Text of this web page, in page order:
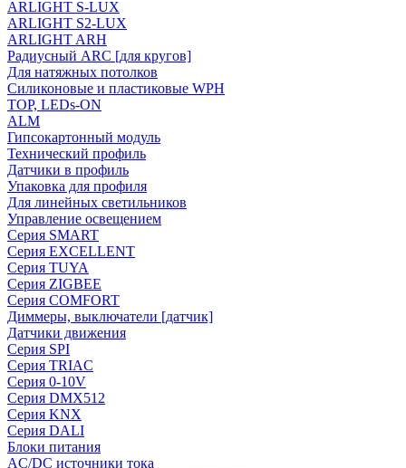
ARLIGHT S-LUX
ARLIGHT S2-LUX
ARLIGHT ARH
Радиусный ARC [для кругов]
Для натяжных потолков
Силиконовые и пластиковые WPH
TOP, LEDs-ON
ALM
Гипсокартонный модуль
Технический профиль
Датчики в профиль
Упаковка для профиля
Для линейных светильников
Управление освещением
Серия SMART
Серия EXCELLENT
Серия TUYA
Серия ZIGBEE
Серия COMFORT
Диммеры, выключатели [датчик]
Датчики движения
Серия SPI
Серия TRIAC
Серия 0-10V
Серия DMX512
Серия KNX
Серия DALI
Блоки питания
AC/DC источники тока